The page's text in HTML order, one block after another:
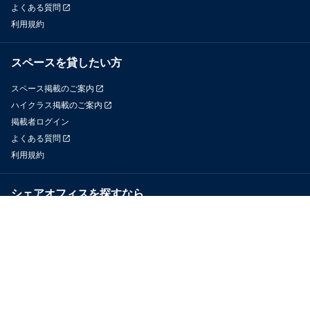
よくある質問
利用規約
スペースを貸したい方
スペース掲載のご案内
ハイクラス掲載のご案内
掲載者ログイン
よくある質問
利用規約
シェアオフィスを探すなら